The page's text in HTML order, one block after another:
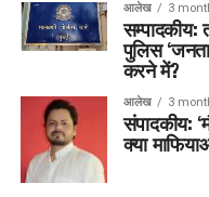
आलेख 3
सम्पादकीय:
पुलिस
करने में?
आलेख 3
संपादकीय:
क्या